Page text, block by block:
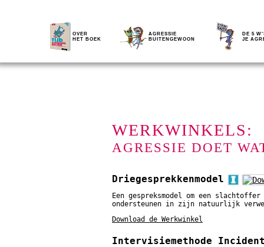
OVER
HET BOEK
AGRESSIE
BUITENGEWOON
DE 5
JE
WERKWINKELS:
AGRESSIE DOET
Driegesprekkenmodel
Een gespreksmodel om een
ondersteunen in zijn natuurlijk
Download de Werkwinkel
Intervisiemethode